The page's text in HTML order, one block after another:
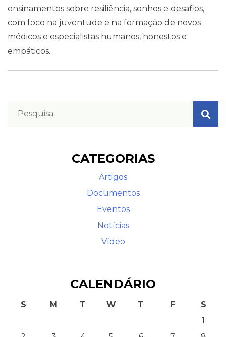
ensinamentos sobre resiliência, sonhos e desafios,
com foco na juventude e na formação de novos
médicos e especialistas humanos, honestos e
empáticos.
CATEGORIAS
Artigos
Documentos
Eventos
Notícias
Vídeo
CALENDÁRIO
S M T W T F
S
1